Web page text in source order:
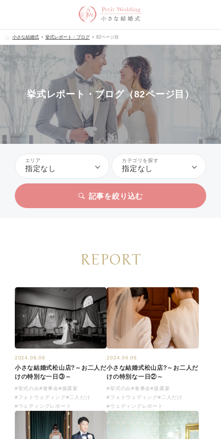
小さな結婚式 挙式レポート・ブログ 82ページ目
挙式レポート・ブログ（82ページ目）
エリア
指定なし
カテゴリを探す
指定なし
記事を絞り込む
REPORT
2024.06.06
小さな結婚式松山店?～お二人だ
けの特別な一日③～
#挙式のみ#食事会#披露宴
#フォトウェディング#二人だけ
#ウェディングレポート
2024.06.06
小さな結婚式松山店?～お二人だ
けの特別な一日②～
#挙式のみ#食事会#披露宴
#フォトウェディング#二人だけ
#ウェディングレポート